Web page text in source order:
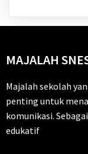
MAJALAH
Majalah sekolah
penting untuk
komunikasi.
edukatif